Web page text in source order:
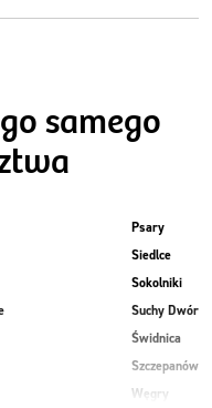
samego
Psary
Siedlce
Sokolniki
Suchy Dwór
Świdnica
Szczepanów
Węgry